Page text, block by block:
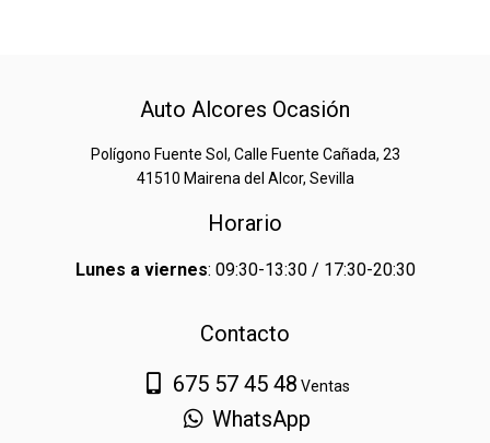
Auto Alcores Ocasión
Polígono Fuente Sol, Calle Fuente Cañada, 23
41510 Mairena del Alcor, Sevilla
Horario
Lunes a viernes: 09:30-13:30 / 17:30-20:30
Contacto
675 57 45 48 Ventas
WhatsApp